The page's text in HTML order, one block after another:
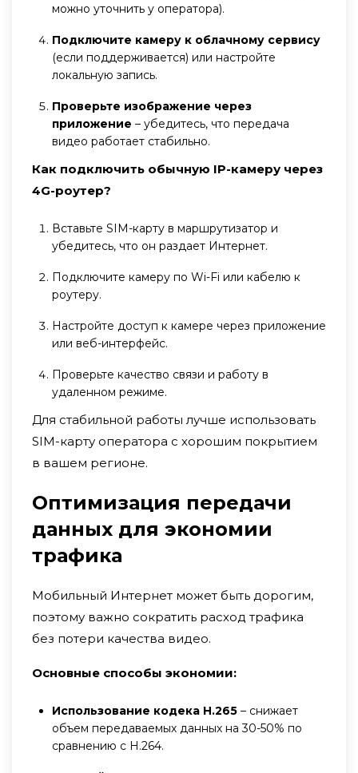
можно уточнить у оператора).
Подключите камеру к облачному сервису
(если поддерживается) или настройте
локальную запись.
Проверьте изображение через
приложение – убедитесь, что передача
видео работает стабильно.
Как подключить обычную IP-камеру через
4G-роутер?
Вставьте SIM-карту в маршрутизатор и
убедитесь, что он раздает Интернет.
Подключите камеру по Wi-Fi или кабелю к
роутеру.
Настройте доступ к камере через приложение
или веб-интерфейс.
Проверьте качество связи и работу в
удаленном режиме.
Для стабильной работы лучше использовать
SIM-карту оператора с хорошим покрытием
в вашем регионе.
Оптимизация передачи
данных для экономии
трафика
Мобильный Интернет может быть дорогим,
поэтому важно сократить расход трафика
без потери качества видео.
Основные способы экономии:
Использование кодека H.265 – снижает
объем передаваемых данных на 30-50% по
сравнению с H.264.